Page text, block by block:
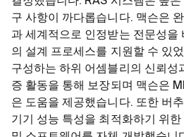
구 사항이 까다롭습니다. 맥슨은
과 세계적으로 인정받는 전문성을
의 설계 프로세스를 지원할 수 있
구성하는 하위 어셈블리의 신뢰성
증 활동을 통해 보장되며 맥슨은
은 도움을 제공했습니다. 또한 버
기기 성능 특성을 최적화하기 위